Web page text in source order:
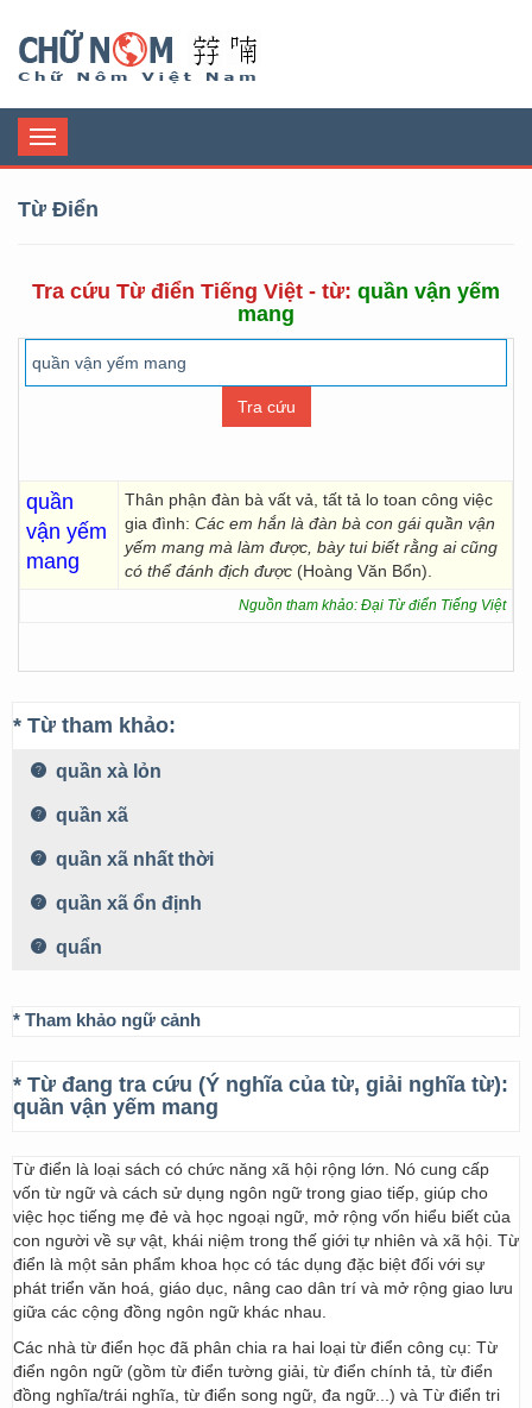
Toggle
navigation
Từ Điển
Tra cứu Từ điển Tiếng Việt - từ: quần vận yếm
mang
quần
vận yếm
mang
Thân phận đàn bà vất vả, tất tả lo toan công việc
gia đình: Các em hắn là đàn bà con gái quần vận
yếm mang mà làm được, bày tui biết rằng ai cũng
có thể đánh địch được (Hoàng Văn Bổn).
Nguồn tham khảo: Đại Từ điển Tiếng Việt
* Từ tham khảo:
quần xà lỏn
quần xã
quần xã nhất thời
quần xã ổn định
quẩn
* Tham khảo ngữ cảnh
* Từ đang tra cứu (Ý nghĩa của từ, giải nghĩa từ):
quần vận yếm mang
Từ điển là loại sách có chức năng xã hội rộng lớn. Nó cung cấp
vốn từ ngữ và cách sử dụng ngôn ngữ trong giao tiếp, giúp cho
việc học tiếng mẹ đẻ và học ngoại ngữ, mở rộng vốn hiểu biết của
con người về sự vật, khái niệm trong thế giới tự nhiên và xã hội. Từ
điển là một sản phẩm khoa học có tác dụng đặc biệt đối với sự
phát triển văn hoá, giáo dục, nâng cao dân trí và mở rộng giao lưu
giữa các cộng đồng ngôn ngữ khác nhau.
Các nhà từ điển học đã phân chia ra hai loại từ điển công cụ: Từ
điển ngôn ngữ (gồm từ điển tường giải, từ điển chính tả, từ điển
đồng nghĩa/trái nghĩa, từ điển song ngữ, đa ngữ...) và Từ điển tri